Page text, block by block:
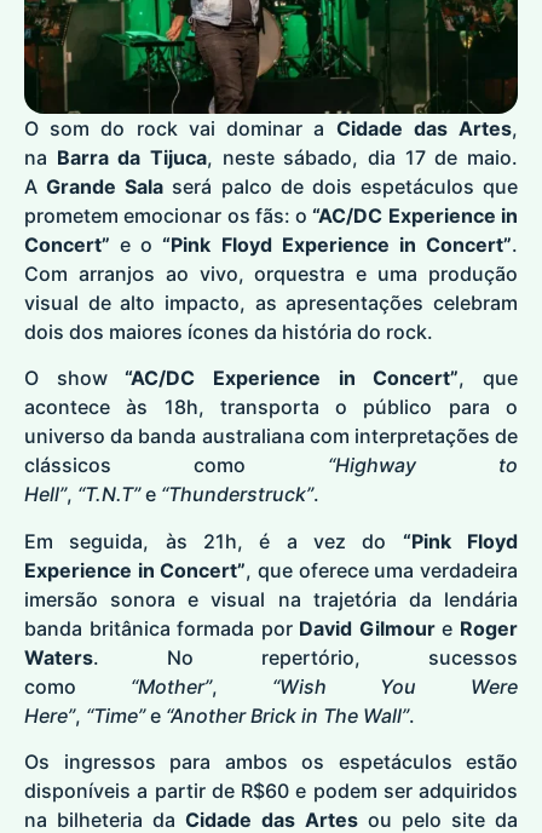
O som do rock vai dominar a Cidade das Artes,
na Barra da Tijuca, neste sábado, dia 17 de maio.
AGrande Sala será palco de dois espetáculos que
prometem emocionar os fãs: o“AC/DC Experience in
Concert” e o“Pink Floyd Experience in Concert”.
Com arranjos ao vivo, orquestra e uma produção
visual de alto impacto, as apresentações celebram
dois dos maiores ícones da história do rock.
O show“AC/DC Experience in Concert”, que
acontece às 18h, transporta o público para o
universo da banda australiana com interpretações de
clássicos como “Highway to
Hell”, “T.N.T”e “Thunderstruck”.
Em seguida, às 21h, é a vez do “Pink Floyd
Experience in Concert”, que oferece uma verdadeira
imersão sonora e visual na trajetória da lendária
banda britânica formada por David Gilmoure Roger
Waters. No repertório, sucessos
como “Mother”, “Wish You Were
Here”, “Time”e “Another Brick in The Wall”.
Os ingressos para ambos os espetáculos estão
disponíveis a partir de R$60 e podem ser adquiridos
na bilheteria da Cidade das Artes ou pelo site da